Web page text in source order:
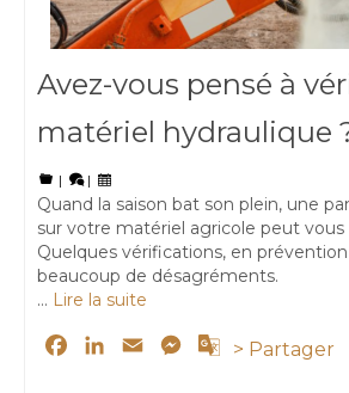
Avez-vous pensé à
matériel hydraulique
| |
Quand la saison bat son plein, une
sur votre matériel agricole peut vous
Quelques vérifications, en
beaucoup de désagréments.
… Lire la suite
Facebook
LinkedIn
Email Messenger
Google
> Partager